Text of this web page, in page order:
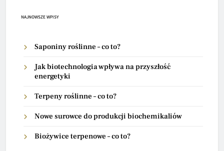
NAJNOWSZE WPISY
Saponiny roślinne – co to?
Jak biotechnologia wpływa na przyszłość
energetyki
Terpeny roślinne – co to?
Nowe surowce do produkcji biochemikaliów
Biożywice terpenowe – co to?